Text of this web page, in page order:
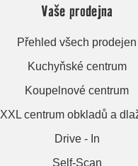
Vaše prodejna
Přehled všech prodejen
Kuchyňské centrum
Koupelnové centrum
XXL centrum obkladů a
Drive - In
Self-Scan